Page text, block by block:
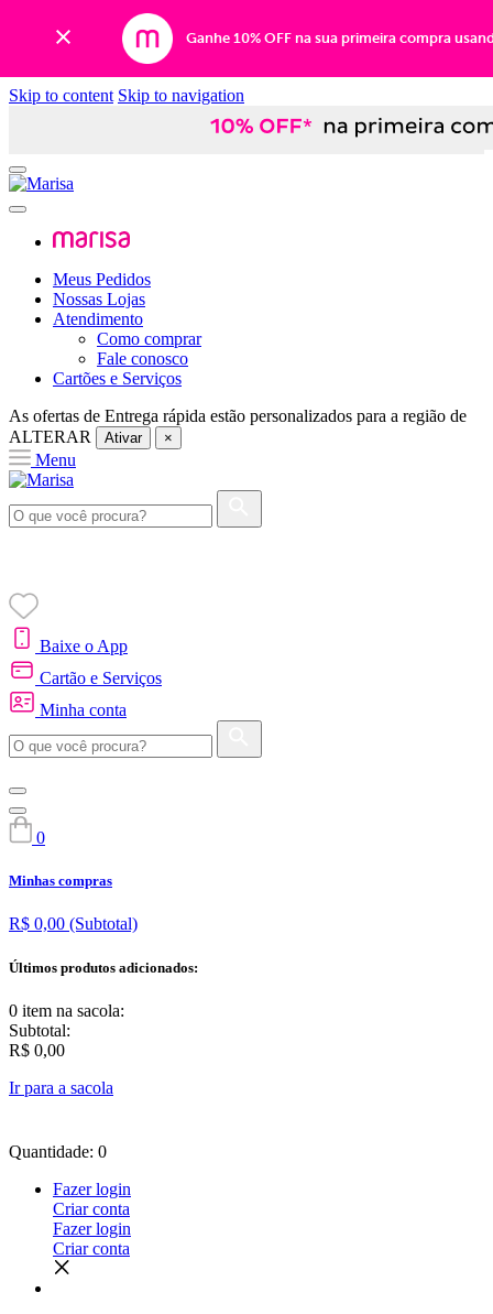
Ganhe 10% OFF na sua primeira compra
Skip to content Skip to navigation
Meus Pedidos
Nossas Lojas
Atendimento
Como comprar
Fale conosco
Cartões e Serviços
As ofertas de Entrega rápida estão personalizados para a região de
ALTERAR
Ativar ×
Menu
Baixe o App
Cartão e Serviços
Minha conta
0
Minhas compras
R$ 0,00 (Subtotal)
Últimos produtos adicionados:
0 item na sacola:
Subtotal:
R$ 0,00
Ir para a sacola
Quantidade: 0
Fazer login
Criar conta
Fazer login
Criar conta